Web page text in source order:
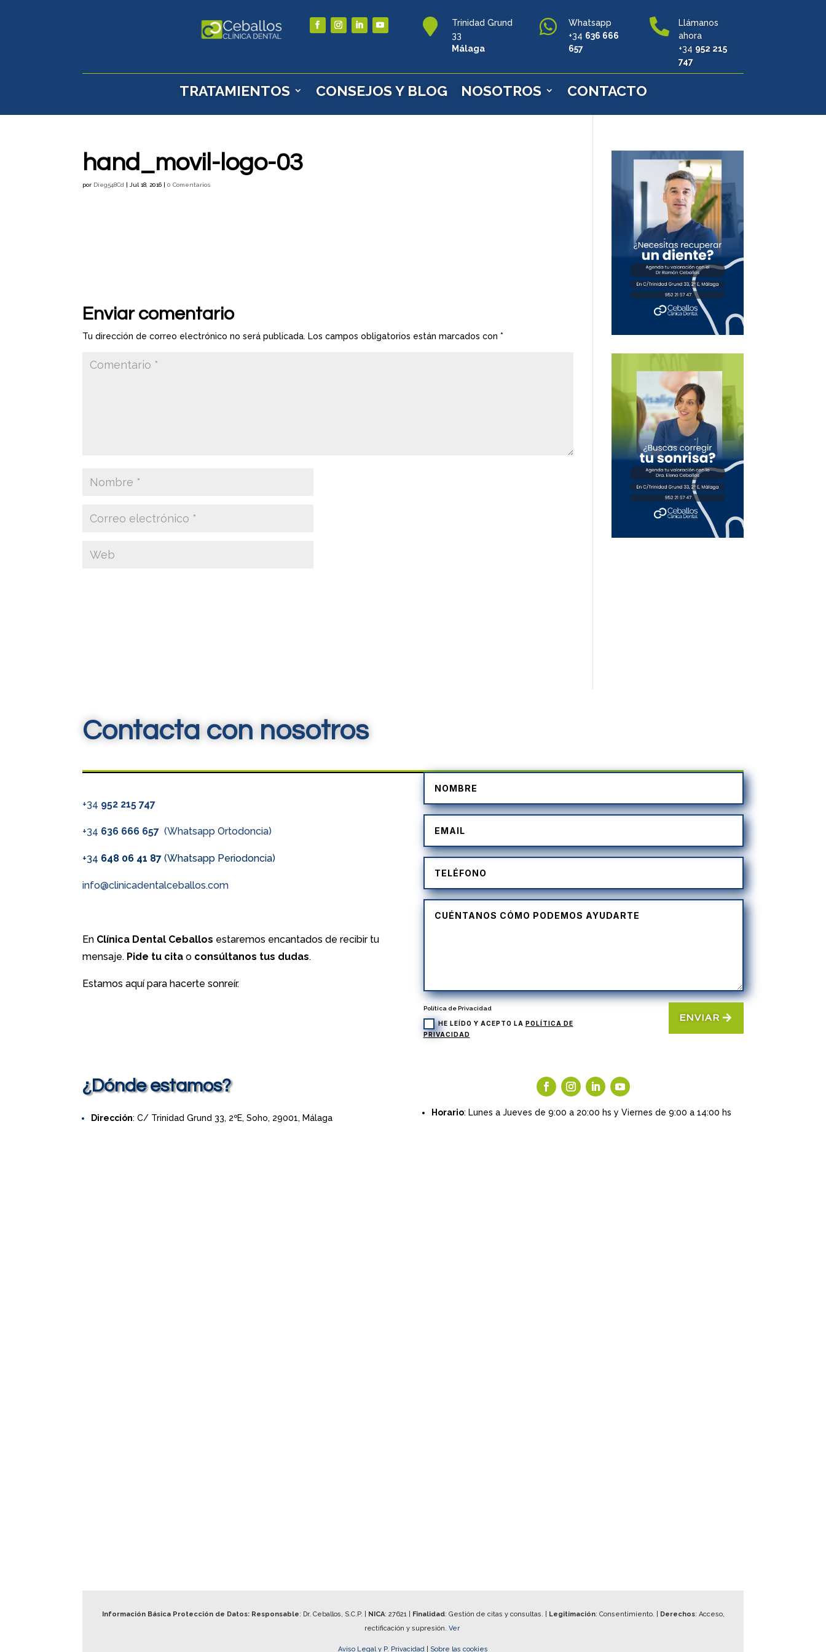

Trinidad Grund
33
Málaga

Whatsapp
+34 636 666
657

Llámanos
ahora
+34 952 215
747
TRATAMIENTOS CONSEJOS Y BLOG NOSOTROS CONTACTO
hand_movil-logo-03
por Dieg548Cd | Jul 18, 2016 |0 Comentarios
Enviar comentario
Tu dirección de correo electrónico no será publicada. Los campos obligatorios están marcados con*
Contacta con nosotros
+34 952 215 747
+34 636 666 657(Whatsapp Ortodoncia)
+34 648 06 41 87 (Whatsapp Periodoncia)
info@clinicadentalceballos.com
En Clínica Dental Ceballos estaremos encantados de recibir tu
mensaje. Pide tu cita o consúltanos tus dudas.
Estamos aquí para hacerte sonreír.
Política de Privacidad
HE LEÍDO Y ACEPTO LA POLÍTICA DE
PRIVACIDAD
ENVIAR
¿Dónde estamos?
Dirección: C/ Trinidad Grund 33, 2ºE, Soho, 29001, Málaga
Horario: Lunes a Jueves de 9:00 a 20:00 hs y Viernes de 9:00 a 14:00 hs
Información Básica Protección de Datos: Responsable: Dr. Ceballos, S.C.P. | NICA: 27621| Finalidad: Gestión de citas y consultas. | Legitimación: Consentimiento. | Derechos: Acceso,
rectificación y supresión. Ver
Aviso Legal y P. Privacidad Sobre las cookies